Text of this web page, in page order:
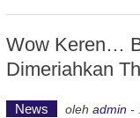
Wow Keren…
Dimeriahkan
News oleh admin -